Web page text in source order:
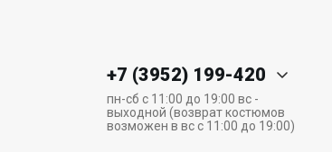
+7 (3952) 199-420
пн-сб с 11:00 до 19:00 вс -
выходной (возврат костюмов
возможен в вс с 11:00 до 19:00)